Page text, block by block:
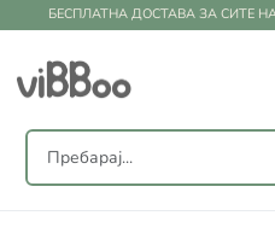
БЕСПЛАТНА ДОСТАВА ЗА СИТЕ